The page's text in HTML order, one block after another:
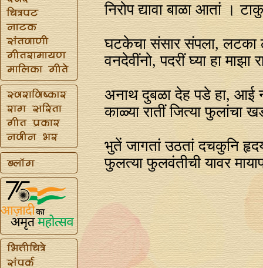
निरोप द्यावा बाळा आतां ।
घटकेचा संसार संपला, लटका
वनदेवींनो, पदरीं घ्या हा माझा
अनाथ दुबळा देह पडे हा, आई
काळ्या रातीं जित्या फुलांचा
भुतें जागतां उठतां दचकुनि
फुलत्या फुलवंतीची यावर